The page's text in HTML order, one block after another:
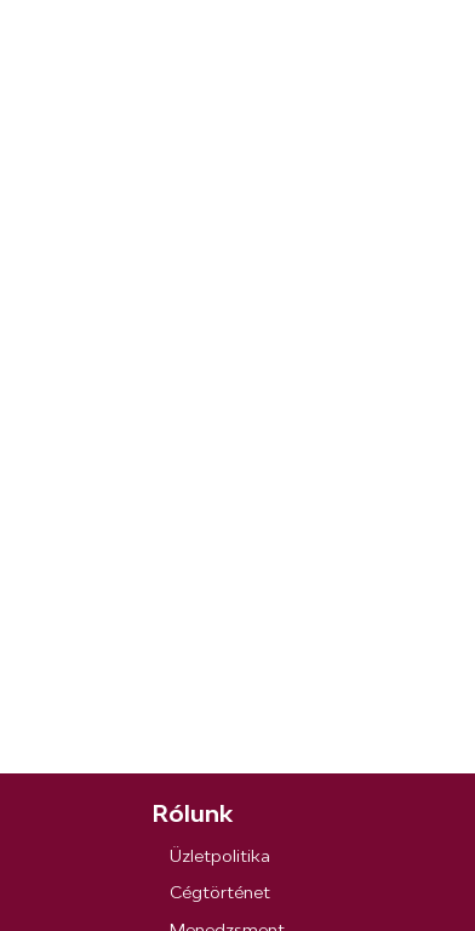
Rólunk
Üzletpolitika
Cégtörténet